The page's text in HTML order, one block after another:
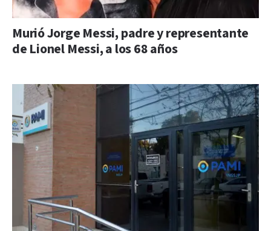
Murió Jorge Messi, padre y representante
de Lionel Messi, a los 68 años